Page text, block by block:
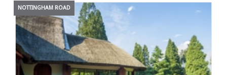
NOTTINGHAM ROAD